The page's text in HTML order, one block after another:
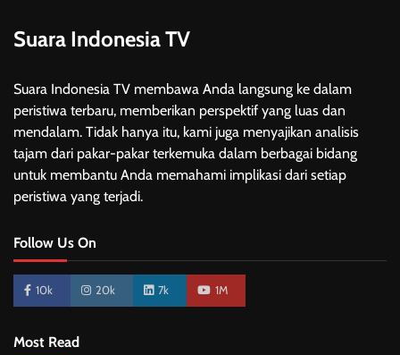
Suara Indonesia TV
Suara Indonesia TV membawa Anda langsung ke dalam
peristiwa terbaru, memberikan perspektif yang luas dan
mendalam. Tidak hanya itu, kami juga menyajikan analisis
tajam dari pakar-pakar terkemuka dalam berbagai bidang
untuk membantu Anda memahami implikasi dari setiap
peristiwa yang terjadi.
Follow Us On
10k 20k 7k 1M
Most Read